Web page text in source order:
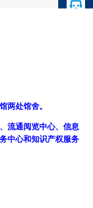
两处馆舍。
流通阅览中心、信息
中心和知识产权服务